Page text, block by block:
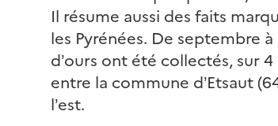
Il résume aussi des faits
les Pyrénées. De septembre
d’ours ont été collectés, sur
entre la commune d’Etsaut
l’est.